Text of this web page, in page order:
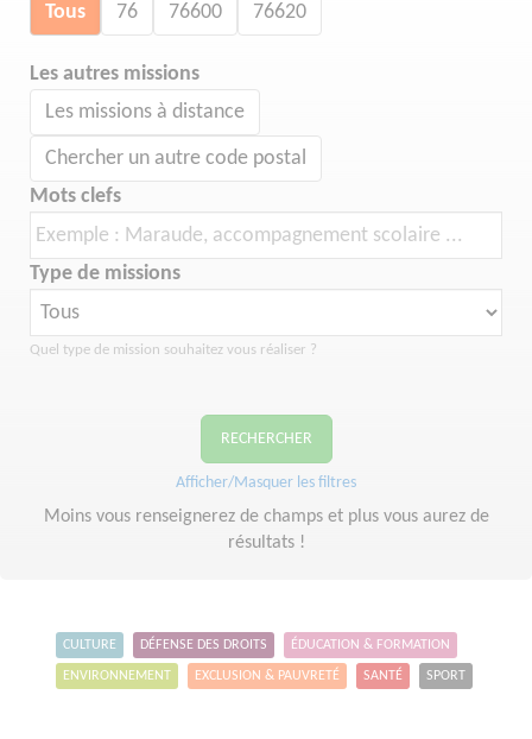
Tous 76 76600 76620
Les autres missions
Les missions à distance
Chercher un autre code postal
Mots clefs
Type de missions
Quel type de mission souhaitez vous réaliser ?
RECHERCHER
Afficher/Masquer les filtres
Moins vous renseignerez de champs et plus vous aurez de
résultats !
CULTURE DÉFENSE DES DROITS ÉDUCATION & FORMATION
ENVIRONNEMENT EXCLUSION & PAUVRETÉ SANTÉ SPORT